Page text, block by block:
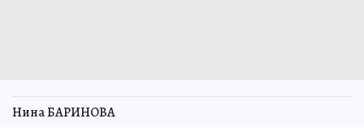
Нина БАРИНОВА